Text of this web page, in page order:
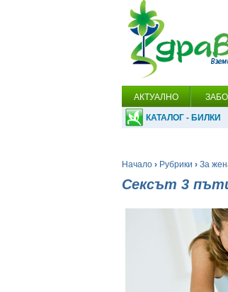
АКТУАЛНО
КАТАЛОГ - БИЛКИ
Начало › Рубрики › За
Сексът 3